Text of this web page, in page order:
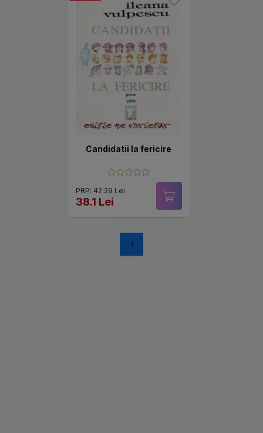
Candidatii la fericire
PRP: 42.29 Lei
38.1 Lei
1